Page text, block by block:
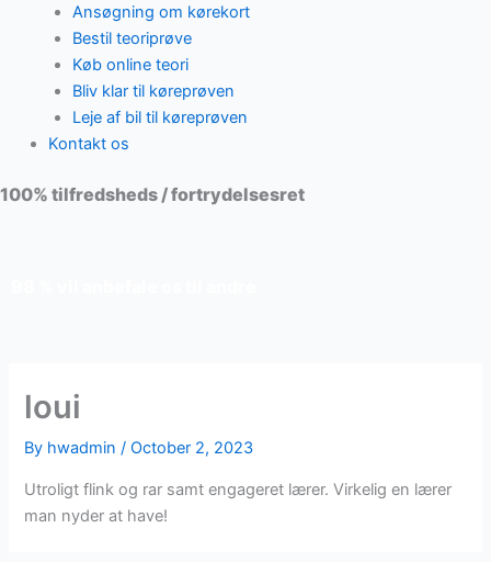
Ansøgning om kørekort
Bestil teoriprøve
Køb online teori
Bliv klar til køreprøven
Leje af bil til køreprøven
Kontakt os
100% tilfredsheds / fortrydelsesret
loui
By hwadmin/October 2, 2023
Utroligt flink og rar samt engageret lærer. Virkelig en lærer
man nyder at have!